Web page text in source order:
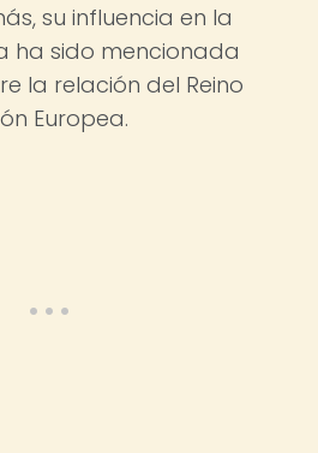
su influencia en la
ha sido mencionada
la relación del Reino
Europea.